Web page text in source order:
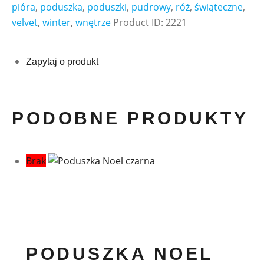
pióra, poduszka, poduszki, pudrowy, róż, świąteczne,
velvet, winter, wnętrze Product ID: 2221
Zapytaj o produkt
PODOBNE PRODUKTY
Brak
PODUSZKA NOEL